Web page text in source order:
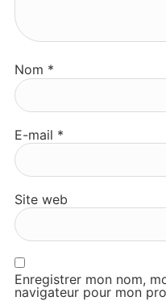
Nom *
E-mail *
Site web
Enregistrer mon nom,
navigateur pour mon